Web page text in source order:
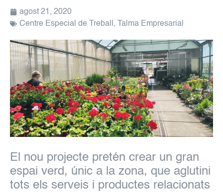
agost 21, 2020
Centre Especial de Treball , Talma Empresarial
El nou projecte pretén crear un gran
espai verd, únic a la zona, que aglutini
tots els serveis i productes relacionats